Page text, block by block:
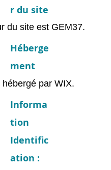
r du site
du site est GEM37.
Héberge
ment
hébergé par WIX.
Informa
tion
Identific
ation :